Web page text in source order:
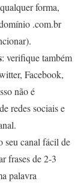
forma,
.com.br
: verifique também
Facebook,
não é
redes sociais e
seu canal fácil de
frases de 2-3
palavra